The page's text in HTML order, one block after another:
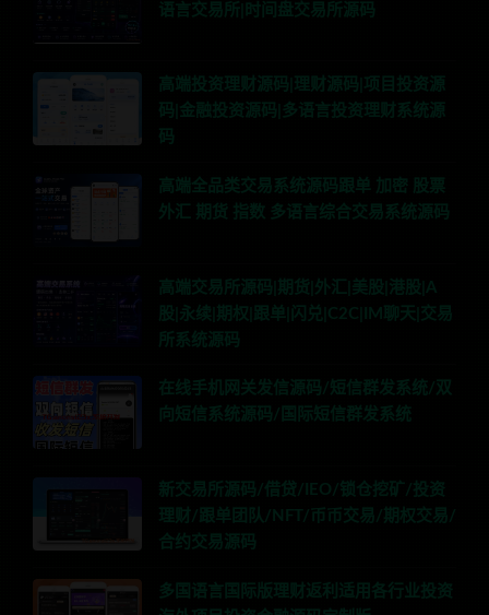
语言交易所|时间盘交易所源码
高端投资理财源码|理财源码|项目投资源
码|金融投资源码|多语言投资理财系统源
码
高端全品类交易系统源码跟单 加密 股票
外汇 期货 指数 多语言综合交易系统源码
高端交易所源码|期货|外汇|美股|港股|A
股|永续|期权|跟单|闪兑|C2C|IM聊天|交易
所系统源码
在线手机网关发信源码/短信群发系统/双
向短信系统源码/国际短信群发系统
新交易所源码/借贷/IEO/锁仓挖矿/投资
理财/跟单团队/NFT/币币交易/期权交易/
合约交易源码
多国语言国际版理财返利适用各行业投资